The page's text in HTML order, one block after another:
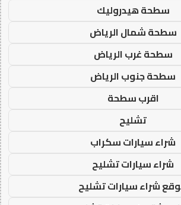
سطحة هيدروليك
سطحة شمال الرياض
سطحة غرب الرياض
سطحة جنوب الرياض
اقرب سطحة
تشليح
شراء سيارات سكراب
شراء سيارات تشليح
شراء سيارات تشليح